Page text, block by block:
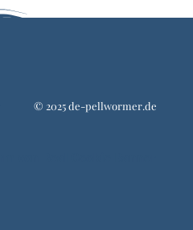
©️ 2025 de-pellwormer.de